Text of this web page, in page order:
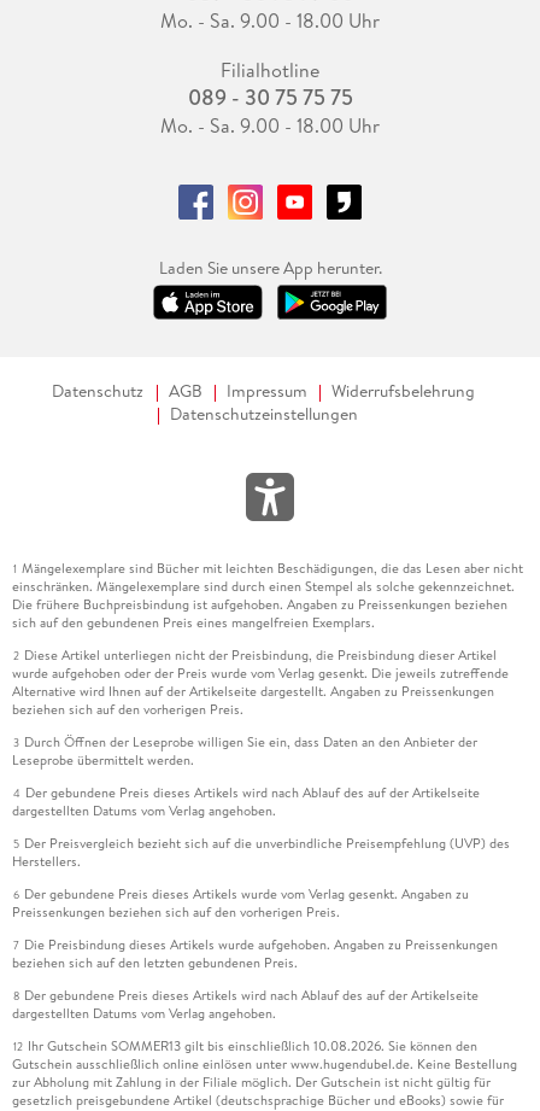
Mo. - Sa. 9.00 - 18.00 Uhr
Filialhotline
089 - 30 75 75 75
Mo. - Sa. 9.00 - 18.00 Uhr
Laden Sie unsere App herunter.
Datenschutz AGB Impressum
Widerrufsbelehrung
Datenschutzeinstellungen
1 Mängelexemplare sind Bücher mit leichten Beschädigungen, die das Lesen aber nicht
einschränken. Mängelexemplare sind durch einen Stempel als solche gekennzeichnet.
Die frühere Buchpreisbindung ist aufgehoben. Angaben zu Preissenkungen beziehen
sich auf den gebundenen Preis eines mangelfreien Exemplars.
2 Diese Artikel unterliegen nicht der Preisbindung, die Preisbindung dieser Artikel
wurde aufgehoben oder der Preis wurde vom Verlag gesenkt. Die jeweils zutreffende
Alternative wird Ihnen auf der Artikelseite dargestellt. Angaben zu Preissenkungen
beziehen sich auf den vorherigen Preis.
3 Durch Öffnen der Leseprobe willigen Sie ein, dass Daten an den Anbieter der
Leseprobe übermittelt werden.
4 Der gebundene Preis dieses Artikels wird nach Ablauf des auf der Artikelseite
dargestellten Datums vom Verlag angehoben.
5 Der Preisvergleich bezieht sich auf die unverbindliche Preisempfehlung (UVP) des
Herstellers.
6 Der gebundene Preis dieses Artikels wurde vom Verlag gesenkt. Angaben zu
Preissenkungen beziehen sich auf den vorherigen Preis.
7 Die Preisbindung dieses Artikels wurde aufgehoben. Angaben zu Preissenkungen
beziehen sich auf den letzten gebundenen Preis.
8 Der gebundene Preis dieses Artikels wird nach Ablauf des auf der Artikelseite
dargestellten Datums vom Verlag angehoben.
12 Ihr Gutschein SOMMER13 gilt bis einschließlich 10.08.2026. Sie können den
Gutschein ausschließlich online einlösen unter www.hugendubel.de. Keine Bestellung
zur Abholung mit Zahlung in der Filiale möglich. Der Gutschein ist nicht gültig für
gesetzlich preisgebundene Artikel (deutschsprachige Bücher und eBooks) sowie für